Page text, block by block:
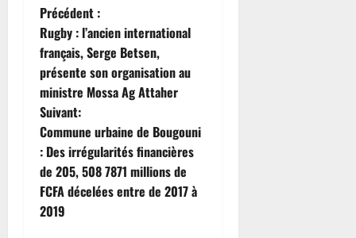
N
a
v
i
g
a
t
Précédent :
Rugby : l’ancien international
français, Serge Betsen,
présente son organisation au
ministre Mossa Ag Attaher
Suivant:
Commune urbaine de Bougouni
: Des irrégularités financières
de 205, 508 7871 millions de
FCFA décelées entre de 2017 à
2019